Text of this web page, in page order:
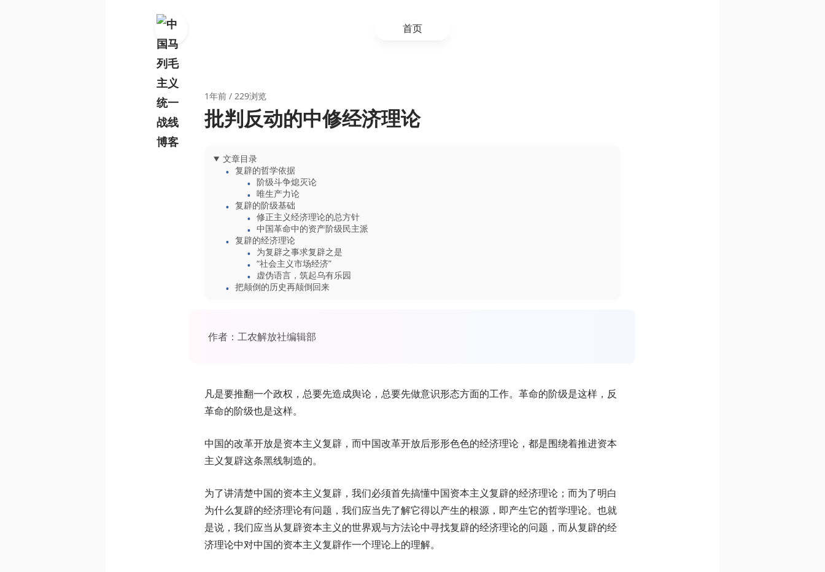
首页
1年前 / 229浏览
批判反动的中修经济理论
文章目录
复辟的哲学依据
阶级斗争熄灭论
唯生产力论
复辟的阶级基础
修正主义经济理论的总方针
中国革命中的资产阶级民主派
复辟的经济理论
为复辟之事求复辟之是
“社会主义市场经济”
虚伪语言，筑起乌有乐园
把颠倒的历史再颠倒回来
作者：工农解放社编辑部
凡是要推翻一个政权，总要先造成舆论，总要先做意识形态方面的工作。革命的阶级是这样，反
革命的阶级也是这样。
中国的改革开放是资本主义复辟，而中国改革开放后形形色色的经济理论，都是围绕着推进资本
主义复辟这条黑线制造的。
为了讲清楚中国的资本主义复辟，我们必须首先搞懂中国资本主义复辟的经济理论；而为了明白
为什么复辟的经济理论有问题，我们应当先了解它得以产生的根源，即产生它的哲学理论。也就
是说，我们应当从复辟资本主义的世界观与方法论中寻找复辟的经济理论的问题，而从复辟的经
济理论中对中国的资本主义复辟作一个理论上的理解。